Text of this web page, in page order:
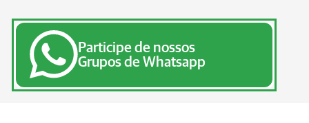
Participe de nossos
Grupos de Whatsapp